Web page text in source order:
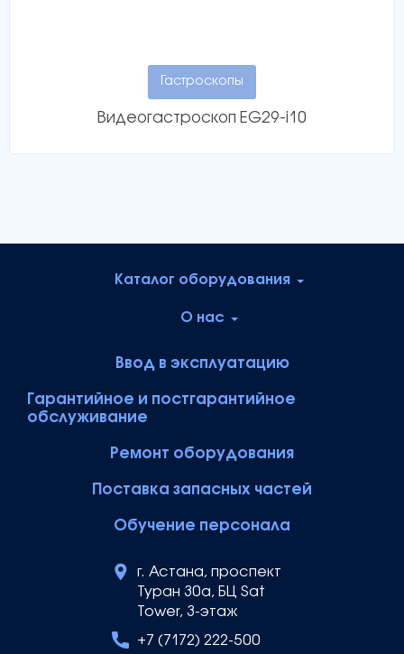
Гастроскопы
Видеогастроскоп EG29-i10
Каталог оборудования
О нас
Ввод в эксплуатацию
Гарантийное и постгарантийное
обслуживание
Ремонт оборудования
Поставка запасных частей
Обучение персонала
г. Астана, проспект
Туран 30а, БЦ Sat
Tower, 3-этаж
+7 (7172) 222-500